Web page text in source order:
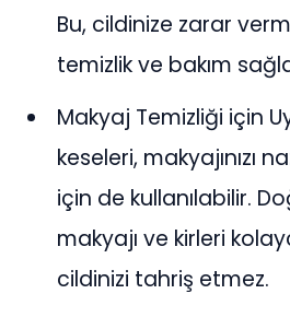
Bu, cildinize zarar
temizlik ve bakım
Makyaj Temizliği için
keseleri, makyajınızı
için de kullanılabilir.
makyajı ve kirleri
cildinizi tahriş etmez.